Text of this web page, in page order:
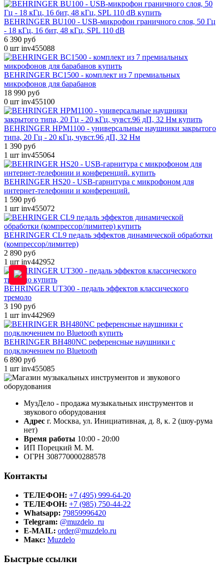
BEHRINGER BU100 - USB-микрофон граничного слоя, 50 Гц
- 18 кГц, 16 бит, 48 кГц, SPL 110 dB
6 390 руб
0 шт inv455088
BEHRINGER BC1500 - комплект из 7 премиальных
микрофонов для барабанов
18 990 руб
0 шт inv455100
BEHRINGER HPM1100 - универсальные наушники закрытого
типа, 20 Гц - 20 кГц, чувст.96 дП, 32 Нм
1 390 руб
1 шт inv455064
BEHRINGER HS20 - USB-гарнитура с микрофоном для
интернет-телефонии и конференций.
1 590 руб
1 шт inv455072
BEHRINGER CL9 педаль эффектов динамической обработки
(компрессор/лимитер)
2 890 руб
1 шт inv442952
BEHRINGER UT300 - педаль эффектов классического
тремоло
3 190 руб
1 шт inv442969
BEHRINGER BH480NC референсные наушники с
подключением по Bluetooth
6 890 руб
1 шт inv455085
МузДело - продажа музыкальных инструментов и
звукового оборудования
Адрес г. Москва, ул. Инициативная, д. 8, к. 2 (шоу-рума
нет)
Время работы 10:00 - 20:00
ИП Порецкий М. М.
ОГРН 308770000288578
Контакты
ТЕЛЕФОН: +7 (495) 999-64-20
ТЕЛЕФОН: +7 (985) 750-44-22
Whatsapp: 79859996420
Telegram: @muzdelo_ru
E-MAIL: order@muzdelo.ru
Макс: Muzdelo
Быстрые ссылки